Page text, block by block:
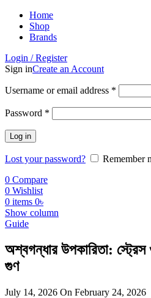
Home
Shop
Brands
Login / Register
Sign inCreate an Account
Username or email address *
Password *
Log in
Lost your password?
Remember
0 Compare
0 Wishlist
0 items 0৳
Show column
Guide
অশ্বগন্ধার উপকারিতা:
গুণ
July 14, 2026 On February 24, 2026